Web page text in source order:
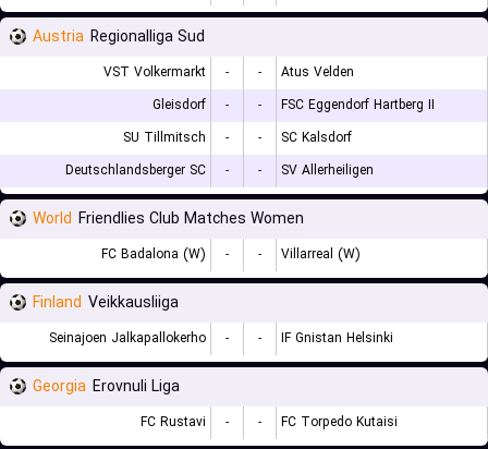
Austria Regionalliga Sud
VST Volkermarkt - -
Atus Velden
Gleisdorf
- -
FSC Eggendorf Hartberg II
SU Tillmitsch
- -
SC Kalsdorf
Deutschlandsberger SC
- - SV Allerheiligen
World Friendlies Club Matches Women
FC Badalona (W) - - Villarreal (W)
Finland Veikkausliiga
Seinajoen Jalkapallokerho - - IF Gnistan Helsinki
Georgia Erovnuli Liga
FC Rustavi - - FC Torpedo Kutaisi